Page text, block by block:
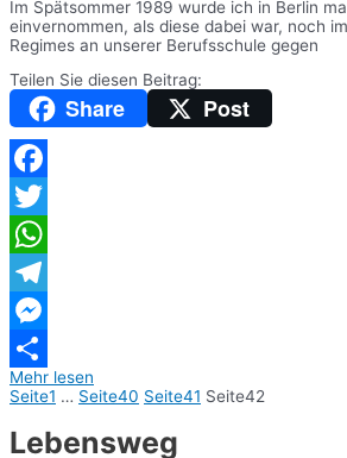
Im Spätsommer 1989 wurde ich in Berlin
einvernommen, als diese dabei war, noch
Regimes an unserer Berufsschule gegen
Teilen Sie diesen Beitrag:
Share Post
Facebook
Twitter
WhatsApp
Telegram
Messenger
Teilen
Mehr lesen
Seite1 … Seite40 Seite41 Seite42
Lebensweg